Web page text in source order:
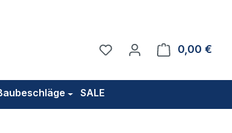
Du hast 0 Produkte auf
0,00 €
SALE